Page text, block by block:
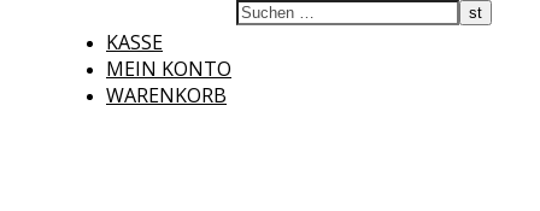
KASSE
MEIN KONTO
WARENKORB